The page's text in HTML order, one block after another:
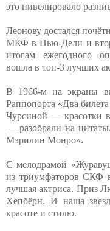
это нивелировало
Леонову достался
МКФ в Нью-Дели и
итогам ежегодного
вошла в топ-3 лучших
В 1966-м на экраны
Раппопорта «Два
Чурсиной — красотки
— разобрали на
Мэрилин Монро».
С мелодрамой
из триумфаторов СКФ
лучшая актриса. Приз
Хепбёрн. И наша
красоте и стилю.